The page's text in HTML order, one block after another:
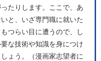
たりします。ここで、あ
と、いざ専門職に就いた
つらい目に遭うので、し
な技術や知識を身につけ
ょう。（漫画家志望者に